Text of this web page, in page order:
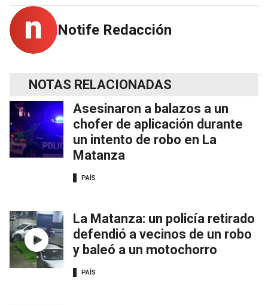
Notife Redacción
NOTAS RELACIONADAS
Asesinaron a balazos a un
chofer de aplicación durante
un intento de robo en La
Matanza
PAÍS
La Matanza: un policía retirado
defendió a vecinos de un robo
y baleó a un motochorro
PAÍS